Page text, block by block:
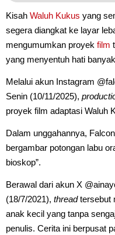
Kisah Waluh Kukus yang
segera diangkat ke layar
mengumumkan proyek film
yang menyentuh hati
Melalui akun Instagram
Senin (10/11/2025),
proyek film adaptasi Waluh
Dalam unggahannya,
bergambar potongan labu
bioskop”.
Berawal dari akun X
(18/7/2021), threadtersebut
anak kecil yang tanpa
penulis. Cerita ini berpusat